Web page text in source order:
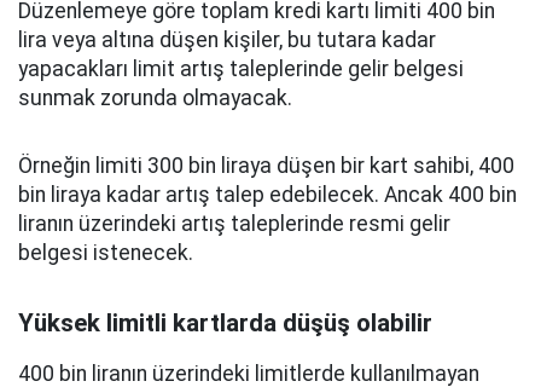
Düzenlemeye göre toplam kredi kartı limiti 400 bin
lira veya altına düşen kişiler, bu tutara kadar
yapacakları limit artış taleplerinde gelir belgesi
sunmak zorunda olmayacak.
Örneğin limiti 300 bin liraya düşen bir kart sahibi, 400
bin liraya kadar artış talep edebilecek. Ancak 400 bin
liranın üzerindeki artış taleplerinde resmi gelir
belgesi istenecek.
Yüksek limitli kartlarda düşüş olabilir
400 bin liranın üzerindeki limitlerde kullanılmayan